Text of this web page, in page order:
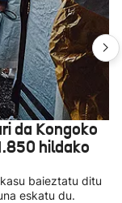
da Kongoko
hildako
baieztatu ditu
eskatu du.